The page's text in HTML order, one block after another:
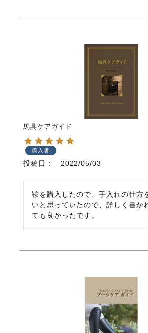
馬具ケアガイド
購入者
投稿日 2022/05/03
鞍を購入したので、手入れの仕方
いと思っていたので、詳しく書か
ても良かったです。